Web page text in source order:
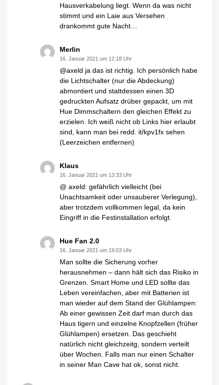
Hausverkabelung liegt. Wenn da was nicht
stimmt und ein Laie aus Versehen
drankommt gute Nacht…
Merlin
16. Januar 2021 um 12:18 Uhr
@axeld ja das ist richtig. Ich persönlich habe
die Lichtschalter (nur die Abdeckung)
abmontiert und stattdessen einen 3D
gedruckten Aufsatz drüber gepackt, um mit
Hue Dimmschaltern den gleichen Effekt zu
erzielen. Ich weiß nicht ob Links hier erlaubt
sind, kann man bei redd. it/kpv1fx sehen
(Leerzeichen entfernen)
Klaus
16. Januar 2021 um 13:33 Uhr
@ axeld: gefährlich vielleicht (bei
Unachtsamkeit oder unsauberer Verlegung),
aber trotzdem vollkommen legal, da kein
Eingriff in die Festinstallation erfolgt.
Hue Fan 2.0
16. Januar 2021 um 19:03 Uhr
Man sollte die Sicherung vorher
herausnehmen – dann hält sich das Risiko in
Grenzen. Smart Home und LED sollte das
Leben vereinfachen, aber mit Batterien ist
man wieder auf dem Stand der Glühlampen:
Ab einer gewissen Zeit darf man durch das
Haus tigern und einzelne Knopfzellen (früher
Glühlampen) ersetzen. Das geschieht
natürlich nicht gleichzeitg, sondern verteilt
über Wochen. Falls man nur einen Schalter
in seiner Man Cave hat ok, sonst nicht.